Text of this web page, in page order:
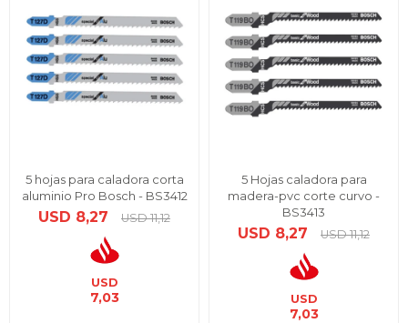
5 hojas para caladora corta
aluminio Pro Bosch - BS3412
USD 8,27 USD 11,12
USD
7,03
5 Hojas caladora para
madera-pvc corte curvo -
BS3413
USD 8,27 USD 11,12
USD
7,03